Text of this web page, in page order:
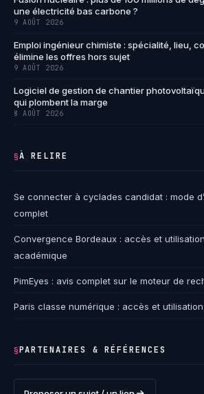
une électricité bas carbone ?
9 AOÛT 2026
Emploi ingénieur chimiste : spécialité, lieu,
élimine les offres hors sujet
9 AOÛT 2026
Logiciel de gestion de chantier
qui plombent la marge
8 AOÛT 2026
§À RELIRE
Se connecter à cyclades candidat : mode
complet
Convergence Bordeaux : accès et
académique
PimEyes : avis complet sur le moteur de
Paris classe numérique : accès et
§PARTENAIRES & RÉFÉRENCES